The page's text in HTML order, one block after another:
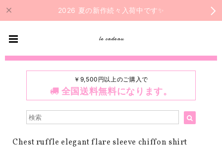
2026 夏の新作続々入荷中です✨
le cadeau
￥9,500円以上のご購入で
全国送料無料になります。
Chest ruffle elegant flare sleeve chiffon shirt